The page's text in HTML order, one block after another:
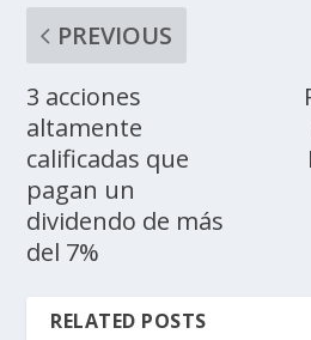
PREVIOUS
3 acciones
altamente
calificadas que
pagan un
dividendo de más
del 7%
RELATED POSTS